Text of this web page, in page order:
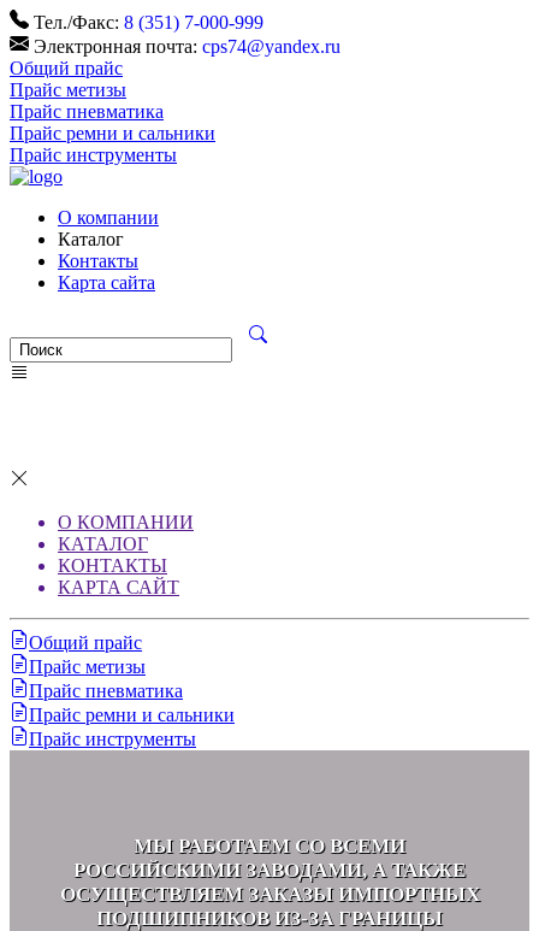
Тел./Факс: 8 (351) 7-000-999
Электронная почта: cps74@yandex.ru
Общий прайс
Прайс метизы
Прайс пневматика
Прайс ремни и сальники
Прайс инструменты
О компании
Каталог
Контакты
Карта сайта
О КОМПАНИИ
КАТАЛОГ
КОНТАКТЫ
КАРТА САЙТ
Общий прайс
Прайс метизы
Прайс пневматика
Прайс ремни и сальники
Прайс инструменты
МЫ РАБОТАЕМ СО ВСЕМИ
РОССИЙСКИМИ ЗАВОДАМИ, А ТАКЖЕ
ОСУЩЕСТВЛЯЕМ ЗАКАЗЫ ИМПОРТНЫХ
ПОДШИПНИКОВ ИЗ-ЗА ГРАНИЦЫ